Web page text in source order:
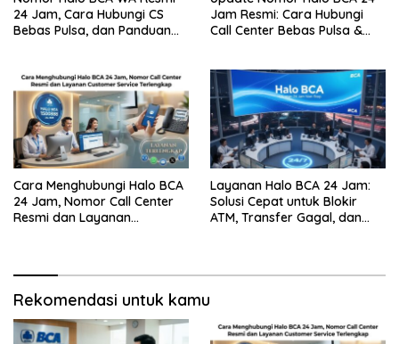
24 Jam, Cara Hubungi CS
Bebas Pulsa, dan Panduan
Jam Resmi: Cara Hubungi
Call Center Bebas Pulsa &
Cara Menghubungi Halo BCA
24 Jam, Nomor Call Center
Resmi dan Layanan
Layanan Halo BCA 24 Jam:
Solusi Cepat untuk Blokir
ATM, Transfer Gagal, dan
Rekomendasi untuk kamu